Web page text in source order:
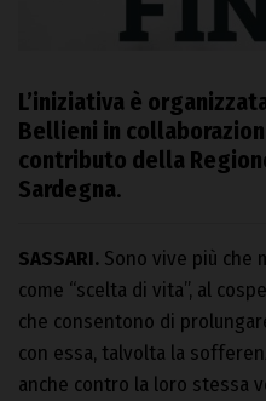
L’iniziativa è
Bellieni in
contributo della
Sardegna.
SASSARI. Sono vive più che
come “scelta di vita”, al
che consentono di
con essa, talvolta la
anche contro la loro stessa